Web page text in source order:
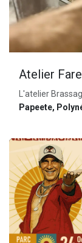
Atelier
L'atelier
Papeete,